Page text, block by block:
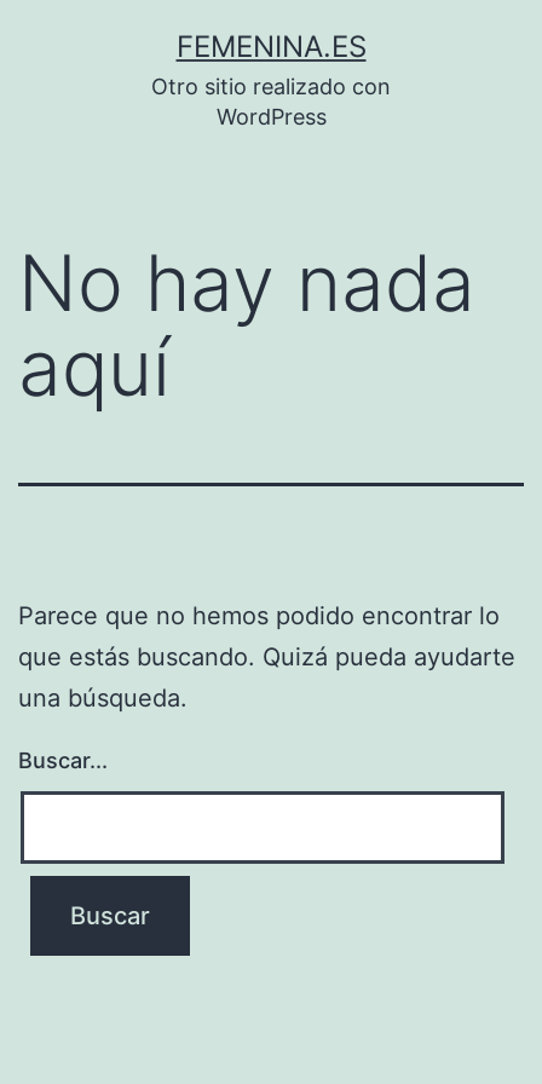
FEMENINA.ES
Otro sitio realizado con
WordPress
No hay nada
aquí
Parece que no hemos podido encontrar lo
que estás buscando. Quizá pueda ayudarte
una búsqueda.
Buscar...